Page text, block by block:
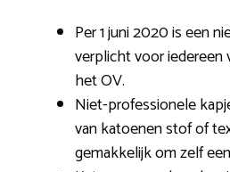
Per 1 juni 2020 is een
verplicht voor iedereen
het OV.
Niet-professionele
van katoenen stof of
gemakkelijk om zelf